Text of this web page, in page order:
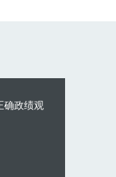
确政绩观